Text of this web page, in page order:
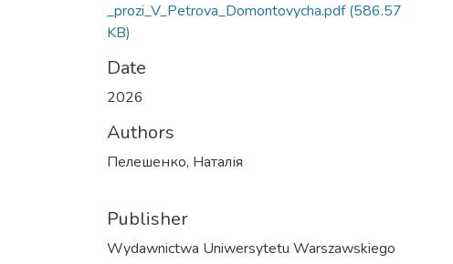
_prozi_V_Petrova_Domontovycha.pdf(586.57
KB)
Date
2026
Authors
Пелешенко, Наталія
Publisher
Wydawnictwa Uniwersytetu Warszawskiego